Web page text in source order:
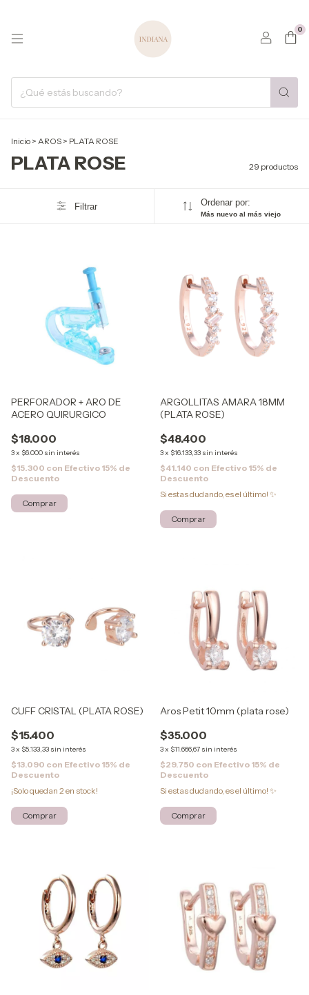
0
Inicio > AROS > PLATA ROSE
PLATA ROSE 29 productos
Filtrar Ordenar por:
Más nuevo al más viejo
PERFORADOR + ARO DE
ACERO QUIRURGICO
$18.000
3x $6.000 sin interés
$15.300 con Efectivo 15% de
Descuento
ARGOLLITAS AMARA 18MM
(PLATA ROSE)
$48.400
3x $16.133,33 sin interés
$41.140 con Efectivo 15% de
Descuento
Si estas dudando, es el último! ✨
CUFF CRISTAL (PLATA ROSE)
$15.400
3x $5.133,33 sin interés
$13.090 con Efectivo 15% de
Descuento
¡Solo quedan 2 en stock!
Aros Petit 10mm (plata rose)
$35.000
3x $11.666,67 sin interés
$29.750 con Efectivo 15% de
Descuento
Si estas dudando, es el último! ✨